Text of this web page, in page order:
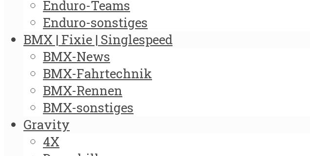
Enduro-Teams
Enduro-sonstiges
BMX | Fixie | Singlespeed
BMX-News
BMX-Fahrtechnik
BMX-Rennen
BMX-sonstiges
Gravity
4X